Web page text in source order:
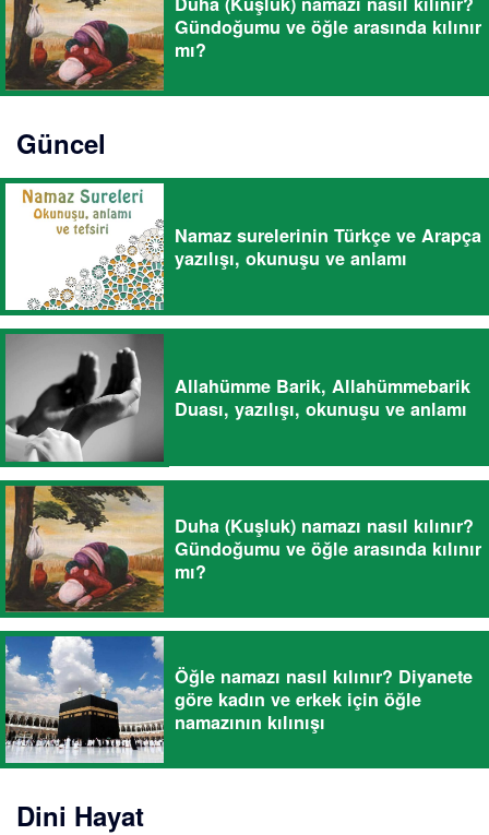
Gündoğumu ve öğle arasında kılınır
mı?
Güncel
Namaz surelerinin Türkçe ve Arapça
yazılışı, okunuşu ve anlamı
Allahümme Barik, Allahümmebarik
Duası, yazılışı, okunuşu ve anlamı
Duha (Kuşluk) namazı nasıl kılınır?
Gündoğumu ve öğle arasında kılınır
mı?
Öğle namazı nasıl kılınır? Diyanete
göre kadın ve erkek için öğle
namazının kılınışı
Dini Hayat